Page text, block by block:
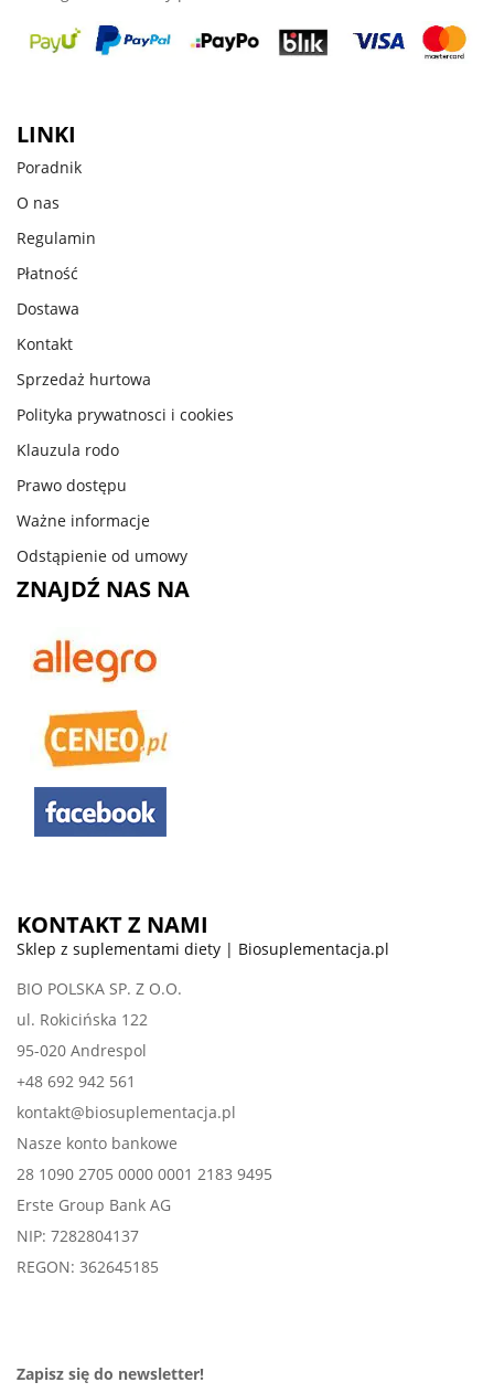
LINKI
Poradnik
O nas
Regulamin
Płatność
Dostawa
Kontakt
Sprzedaż hurtowa
Polityka prywatnosci i cookies
Klauzula rodo
Prawo dostępu
Ważne informacje
Odstąpienie od umowy
ZNAJDŹ NAS NA
KONTAKT Z NAMI
Sklep z suplementami diety | Biosuplementacja.pl
BIO POLSKA SP. Z O.O.
ul. Rokicińska 122
95-020 Andrespol
+48 692 942 561
kontakt@biosuplementacja.pl
Nasze konto bankowe
28 1090 2705 0000 0001 2183 9495
Erste Group Bank AG
NIP: 7282804137
REGON: 362645185
Zapisz się do newsletter!